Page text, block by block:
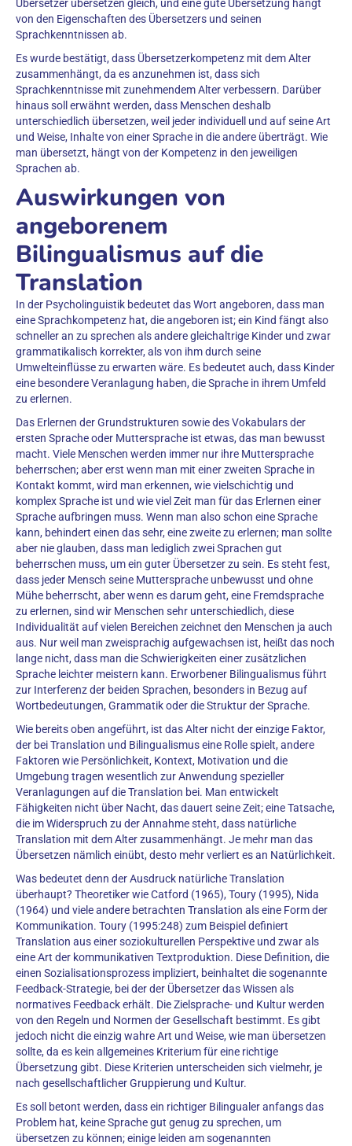
Übersetzer übersetzen gleich, und eine gute Übersetzung hängt
von den Eigenschaften des Übersetzers und seinen
Sprachkenntnissen ab.
Es wurde bestätigt, dass Übersetzerkompetenz mit dem Alter
zusammenhängt, da es anzunehmen ist, dass sich
Sprachkenntnisse mit zunehmendem Alter verbessern. Darüber
hinaus soll erwähnt werden, dass Menschen deshalb
unterschiedlich übersetzen, weil jeder individuell und auf seine Art
und Weise, Inhalte von einer Sprache in die andere überträgt. Wie
man übersetzt, hängt von der Kompetenz in den jeweiligen
Sprachen ab.
Auswirkungen von
angeborenem
Bilingualismus auf die
Translation
In der Psycholinguistik bedeutet das Wort angeboren, dass man
eine Sprachkompetenz hat, die angeboren ist; ein Kind fängt also
schneller an zu sprechen als andere gleichaltrige Kinder und zwar
grammatikalisch korrekter, als von ihm durch seine
Umwelteinflüsse zu erwarten wäre. Es bedeutet auch, dass Kinder
eine besondere Veranlagung haben, die Sprache in ihrem Umfeld
zu erlernen.
Das Erlernen der Grundstrukturen sowie des Vokabulars der
ersten Sprache oder Muttersprache ist etwas, das man bewusst
macht. Viele Menschen werden immer nur ihre Muttersprache
beherrschen; aber erst wenn man mit einer zweiten Sprache in
Kontakt kommt, wird man erkennen, wie vielschichtig und
komplex Sprache ist und wie viel Zeit man für das Erlernen einer
Sprache aufbringen muss. Wenn man also schon eine Sprache
kann, behindert einen das sehr, eine zweite zu erlernen; man sollte
aber nie glauben, dass man lediglich zwei Sprachen gut
beherrschen muss, um ein guter Übersetzer zu sein. Es steht fest,
dass jeder Mensch seine Muttersprache unbewusst und ohne
Mühe beherrscht, aber wenn es darum geht, eine Fremdsprache
zu erlernen, sind wir Menschen sehr unterschiedlich, diese
Individualität auf vielen Bereichen zeichnet den Menschen ja auch
aus. Nur weil man zweisprachig aufgewachsen ist, heißt das noch
lange nicht, dass man die Schwierigkeiten einer zusätzlichen
Sprache leichter meistern kann. Erworbener Bilingualismus führt
zur Interferenz der beiden Sprachen, besonders in Bezug auf
Wortbedeutungen, Grammatik oder die Struktur der Sprache.
Wie bereits oben angeführt, ist das Alter nicht der einzige Faktor,
der bei Translation und Bilingualismus eine Rolle spielt, andere
Faktoren wie Persönlichkeit, Kontext, Motivation und die
Umgebung tragen wesentlich zur Anwendung spezieller
Veranlagungen auf die Translation bei. Man entwickelt
Fähigkeiten nicht über Nacht, das dauert seine Zeit; eine Tatsache,
die im Widerspruch zu der Annahme steht, dass natürliche
Translation mit dem Alter zusammenhängt. Je mehr man das
Übersetzen nämlich einübt, desto mehr verliert es an Natürlichkeit.
Was bedeutet denn der Ausdruck natürliche Translation
überhaupt? Theoretiker wie Catford (1965), Toury (1995), Nida
(1964) und viele andere betrachten Translation als eine Form der
Kommunikation. Toury (1995:248) zum Beispiel definiert
Translation aus einer soziokulturellen Perspektive und zwar als
eine Art der kommunikativen Textproduktion. Diese Definition, die
einen Sozialisationsprozess impliziert, beinhaltet die sogenannte
Feedback-Strategie, bei der der Übersetzer das Wissen als
normatives Feedback erhält. Die Zielsprache- und Kultur werden
von den Regeln und Normen der Gesellschaft bestimmt. Es gibt
jedoch nicht die einzig wahre Art und Weise, wie man übersetzen
sollte, da es kein allgemeines Kriterium für eine richtige
Übersetzung gibt. Diese Kriterien unterscheiden sich vielmehr, je
nach gesellschaftlicher Gruppierung und Kultur.
Es soll betont werden, dass ein richtiger Bilingualer anfangs das
Problem hat, keine Sprache gut genug zu sprechen, um
übersetzen zu können; einige leiden am sogenannten